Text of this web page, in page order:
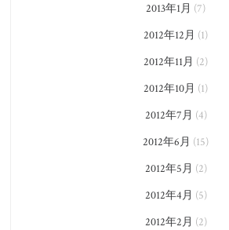
2013年1月 (7)
2012年12月 (1)
2012年11月 (2)
2012年10月 (1)
2012年7月 (4)
2012年6月 (15)
2012年5月 (2)
2012年4月 (5)
2012年2月 (2)